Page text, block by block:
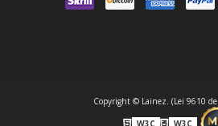
Copyright © Lainez. (Lei 9610
W3C
W3C